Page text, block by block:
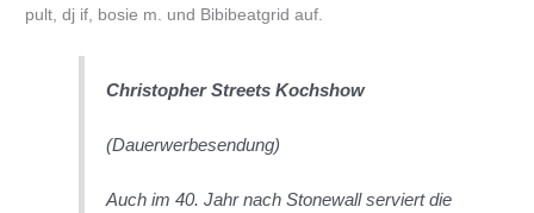
pult, dj if, bosie m. und Bibibeatgrid auf.
Christopher Streets Kochshow
(Dauerwerbesendung)
Auch im 40. Jahr nach Stonewall serviert die